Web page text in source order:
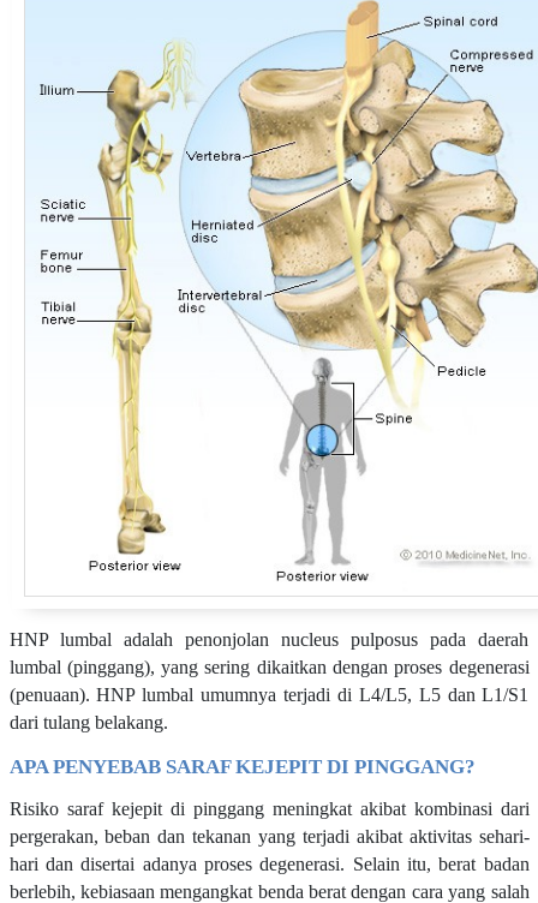
HNP lumbal adalah penonjolan nucleus pulposus pada daerah
lumbal (pinggang), yang sering dikaitkan dengan proses degenerasi
(penuaan). HNP lumbal umumnya terjadi di L4/L5, L5 dan L1/S1
dari tulang belakang.
APA PENYEBAB SARAF KEJEPIT DI PINGGANG?
Risiko saraf kejepit di pinggang meningkat akibat kombinasi dari
pergerakan, beban dan tekanan yang terjadi akibat aktivitas sehari-
hari dan disertai adanya proses degenerasi. Selain itu, berat badan
berlebih, kebiasaan mengangkat benda berat dengan cara yang salah